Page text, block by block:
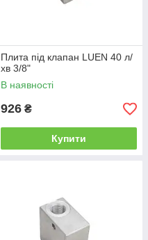
Плита під клапан LUEN 40 л/
хв 3/8"
В наявності
926 ₴
Купити